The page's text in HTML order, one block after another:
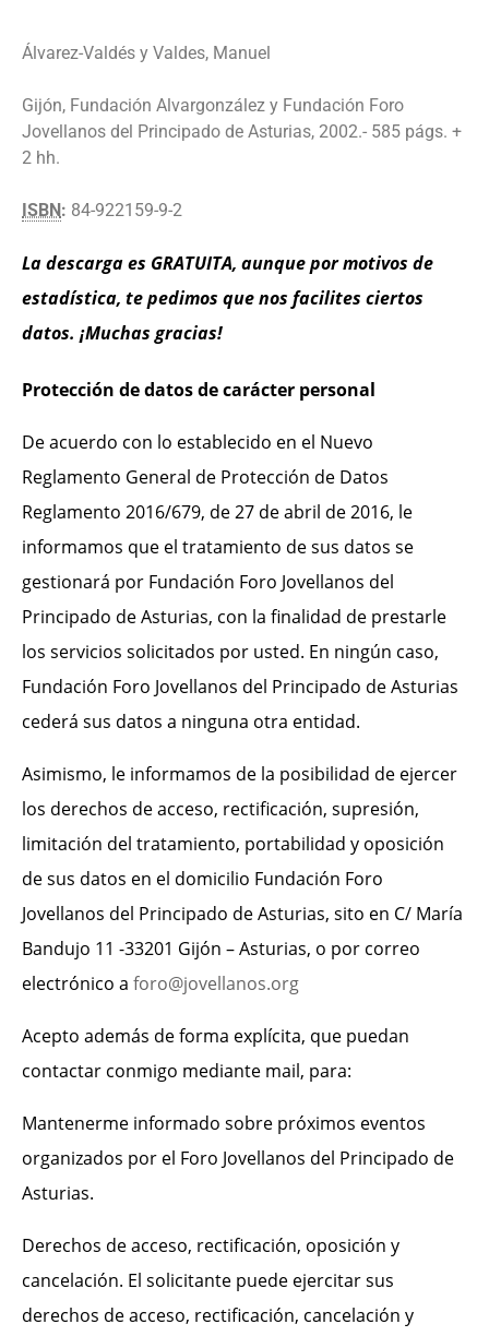
Álvarez-Valdés y Valdes, Manuel
Gijón, Fundación Al­vargonzález y Fundación Foro
Jovellanos del Princi­pado de Asturias, 2002.- 585 págs. +
2 hh.
ISBN: 84-922159-9-2
La descarga es GRATUITA, aunque por motivos de
estadística, te pedimos que nos facilites ciertos
datos. ¡Muchas gracias!
Protección de datos de carácter personal
De acuerdo con lo establecido en el Nuevo
Reglamento General de Protección de Datos
Reglamento 2016/679, de 27 de abril de 2016, le
informamos que el tratamiento de sus datos se
gestionará por Fundación Foro Jovellanos del
Principado de Asturias, con la finalidad de prestarle
los servicios solicitados por usted. En ningún caso,
Fundación Foro Jovellanos del Principado de Asturias
cederá sus datos a ninguna otra entidad.
Asimismo, le informamos de la posibilidad de ejercer
los derechos de acceso, rectificación, supresión,
limitación del tratamiento, portabilidad y oposición
de sus datos en el domicilio Fundación Foro
Jovellanos del Principado de Asturias, sito en C/ María
Bandujo 11 -33201 Gijón – Asturias, o por correo
electrónico a foro@jovellanos.org
Acepto además de forma explícita, que puedan
contactar conmigo mediante mail, para:
Mantenerme informado sobre próximos eventos
organizados por el Foro Jovellanos del Principado de
Asturias.
Derechos de acceso, rectificación, oposición y
cancelación. El solicitante puede ejercitar sus
derechos de acceso, rectificación, cancelación y